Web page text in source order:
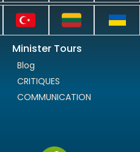
Minister Tours
Blog
CRITIQUES
COMMUNICATION